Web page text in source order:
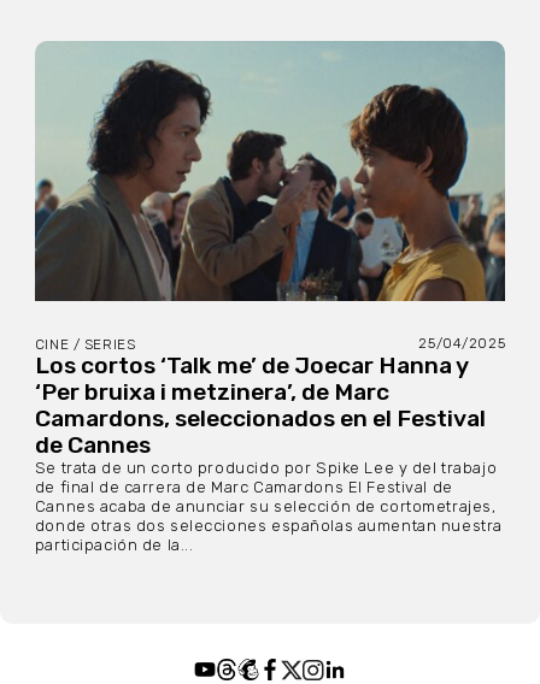
CINE / SERIES 25/04/2025
Los cortos ‘Talk me’ de Joecar Hanna y
‘Per bruixa i metzinera’, de Marc
Camardons, seleccionados en el Festival
de Cannes
Se trata de un corto producido por Spike Lee y del trabajo
de final de carrera de Marc Camardons El Festival de
Cannes acaba de anunciar su selección de cortometrajes,
donde otras dos selecciones españolas aumentan nuestra
participación de la...